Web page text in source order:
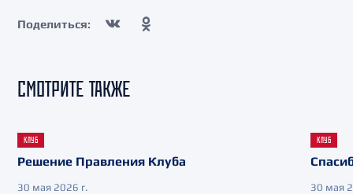
Поделиться:
СМОТРИТЕ ТАКЖЕ
КЛУБ
Решение Правления Клуба
30 мая 2026 г.
КЛУБ
30 мая